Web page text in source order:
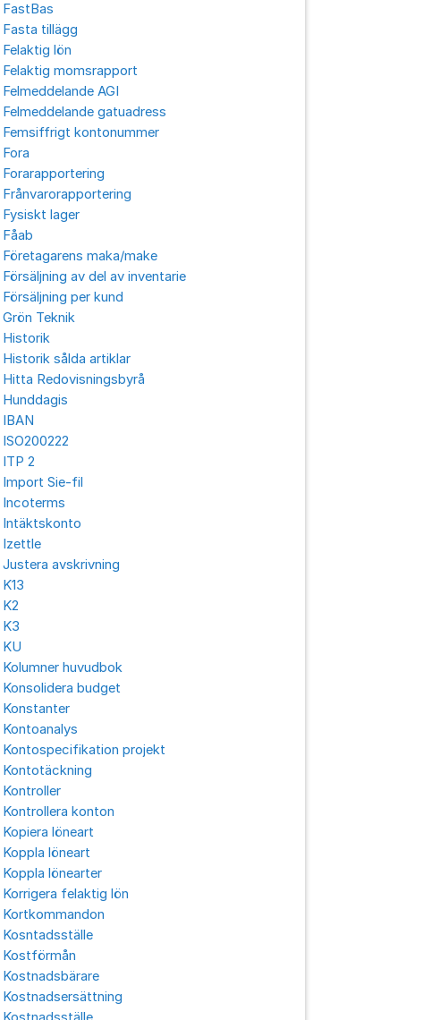
FastBas
Fasta tillägg
Felaktig lön
Felaktig momsrapport
Felmeddelande AGI
Felmeddelande gatuadress
Femsiffrigt kontonummer
Fora
Forarapportering
Frånvarorapportering
Fysiskt lager
Fåab
Företagarens maka/make
Försäljning av del av inventarie
Försäljning per kund
Grön Teknik
Historik
Historik sålda artiklar
Hitta Redovisningsbyrå
Hunddagis
IBAN
ISO200222
ITP 2
Import Sie-fil
Incoterms
Intäktskonto
Izettle
Justera avskrivning
K13
K2
K3
KU
Kolumner huvudbok
Konsolidera budget
Konstanter
Kontoanalys
Kontospecifikation projekt
Kontotäckning
Kontroller
Kontrollera konton
Kopiera löneart
Koppla löneart
Koppla lönearter
Korrigera felaktig lön
Kortkommandon
Kosntadsställe
Kostförmån
Kostnadsbärare
Kostnadsersättning